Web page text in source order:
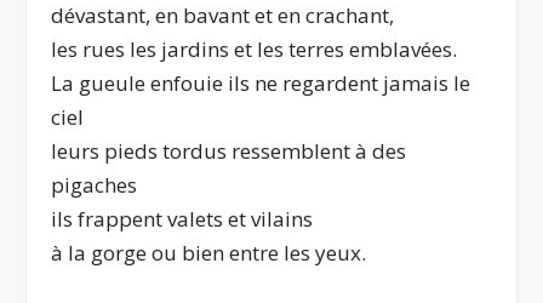
dévastant, en bavant et en crachant,
les rues les jardins et les terres emblavées.
La gueule enfouie ils ne regardent jamais le
ciel
leurs pieds tordus ressemblent à des
pigaches
ils frappent valets et vilains
à la gorge ou bien entre les yeux.